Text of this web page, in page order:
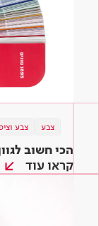
צבע צבע
הכי חשוב
קראו עוד